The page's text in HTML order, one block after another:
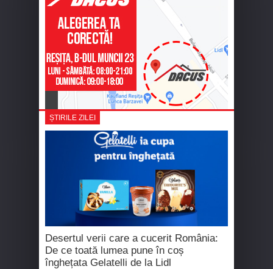
ȘTIRILE ZILEI
Desertul verii care a cucerit România:
De ce toată lumea pune în coș
înghețata Gelatelli de la Lidl